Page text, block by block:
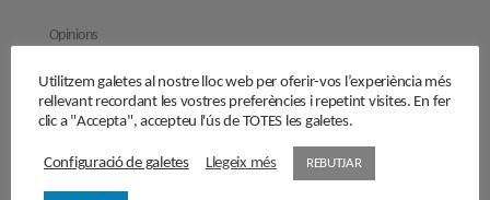
Opinions
Entrevistes
Fes-te’n soci/sòcia
Sala de premsa
Utilitzem galetes al nostre lloc web per oferir-vos l’experiència més
rellevant recordant les vostres preferències i repetint visites. En fer
clic a "Accepta", accepteu l'ús de TOTES les galetes.
Configuració de galetes Llegeix més REBUTJAR